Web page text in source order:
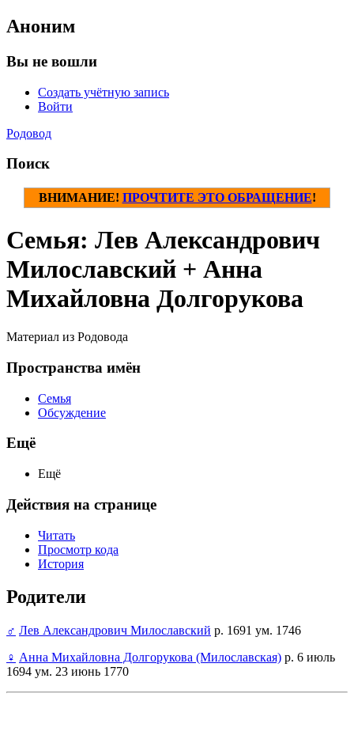
Аноним
Вы не вошли
Создать учётную запись
Войти
Родовод
Поиск
ВНИМАНИЕ! ПРОЧТИТЕ ЭТО ОБРАЩЕНИЕ!
Семья: Лев Александрович
Милославский + Анна
Михайловна Долгорукова
Материал из Родовода
Пространства имён
Семья
Обсуждение
Ещё
Ещё
Действия на странице
Читать
Просмотр кода
История
Родители
♂ Лев Александрович Милославский р. 1691 ум. 1746
♀ Анна Михайловна Долгорукова (Милославская) р. 6 июль
1694 ум. 23 июнь 1770